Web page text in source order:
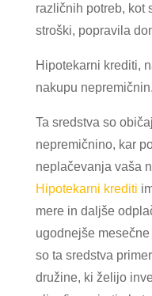
različnih potreb, kot
stroški, popravila
Hipotekarni krediti,
nakupu nepremičnin.
Ta sredstva so
nepremičnino, kar
neplačevanja vaša
Hipotekarni krediti
mere in daljše
ugodnejše
so ta sredstva
družine, ki želijo